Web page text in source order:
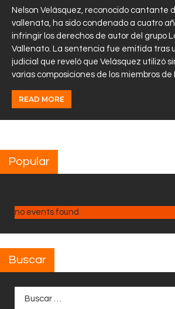
Nelson Velásquez, reconocido cantante
vallenata, ha sido condenado a cuatro
infringir los derechos de autor del grupo
Vallenato. La sentencia fue emitida tras
judicial que reveló que Velásquez utilizó
varias composiciones de los miembros de
READ MORE
Popular
no events found
Buscar